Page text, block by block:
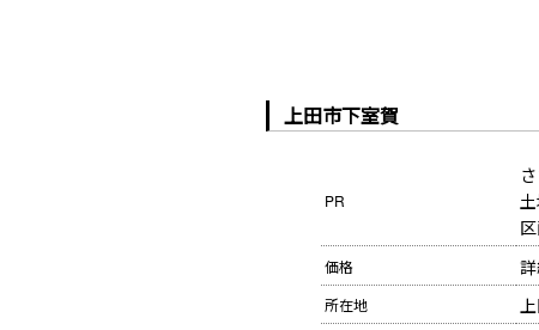
上田市下室賀
PR
価格
所在地